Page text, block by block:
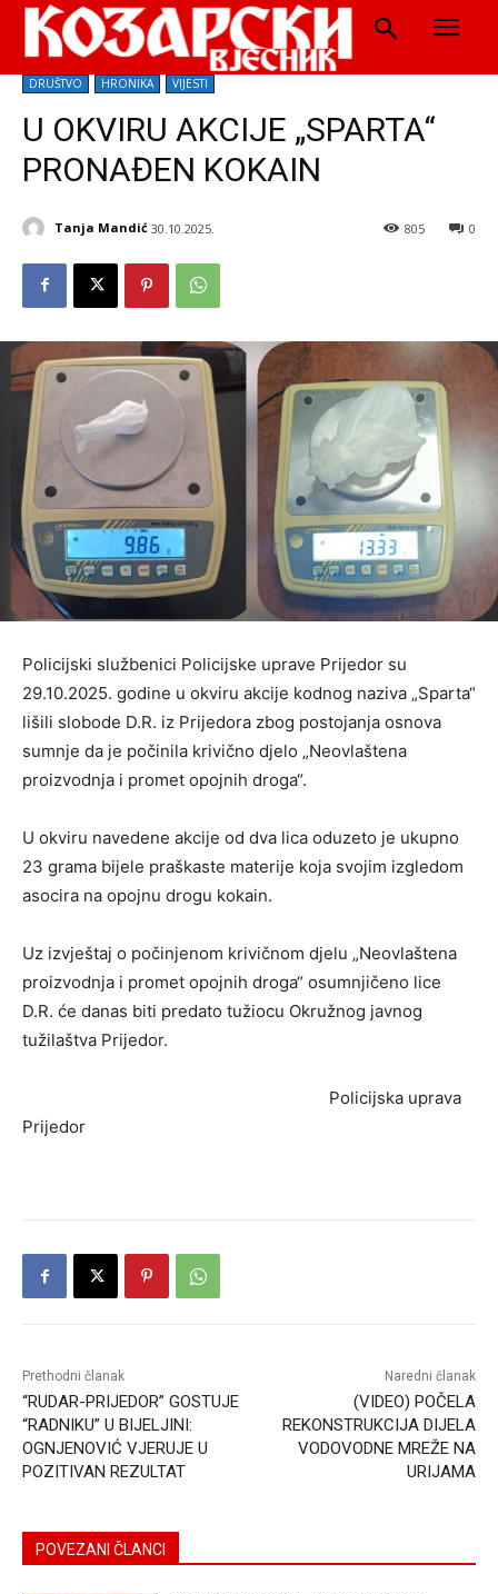
DRUŠTVO HRONIKA VIJESTI
U OKVIRU AKCIJE „SPARTA“
PRONAĐEN KOKAIN
Tanja Mandić 30.10.2025. 0
805
Policijski službenici Policijske uprave Prijedor su
29.10.2025. godine u okviru akcije kodnog naziva „Sparta“
lišili slobode D.R. iz Prijedora zbog postojanja osnova
sumnje da je počinila krivično djelo „Neovlaštena
proizvodnja i promet opojnih droga“.
U okviru navedene akcije od dva lica oduzeto je ukupno
23 grama bijele praškaste materije koja svojim izgledom
asocira na opojnu drogu kokain.
Uz izvještaj o počinjenom krivičnom djelu „Neovlaštena
proizvodnja i promet opojnih droga“ osumnjičeno lice
D.R. će danas biti predato tužiocu Okružnog javnog
tužilaštva Prijedor.
Policijska uprava
Prijedor
Prethodni članak
“RUDAR-PRIJEDOR” GOSTUJE
“RADNIKU” U BIJELJINI:
OGNJENOVIĆ VJERUJE U
POZITIVAN REZULTAT
Naredni članak
(VIDEO) POČELA
REKONSTRUKCIJA DIJELA
VODOVODNE MREŽE NA
URIJAMA
POVEZANI ČLANCI